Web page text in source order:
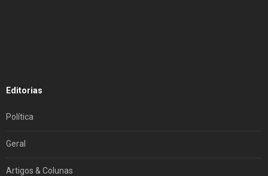
Editorias
Política
Geral
Artigos & Colunas